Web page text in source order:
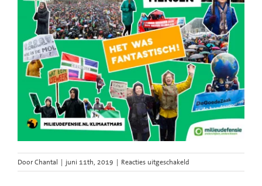
DoorChantal | juni 11th, 2019 | Reacties uitgeschakeld
Klimaatmars-